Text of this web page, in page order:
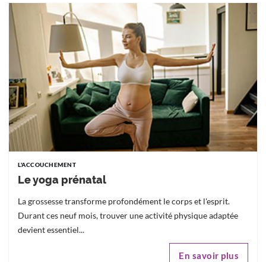
L'ACCOUCHEMENT
Le yoga prénatal
La grossesse transforme profondément le corps et l'esprit.
Durant ces neuf mois, trouver une activité physique adaptée
devient essentiel...
En savoir plus